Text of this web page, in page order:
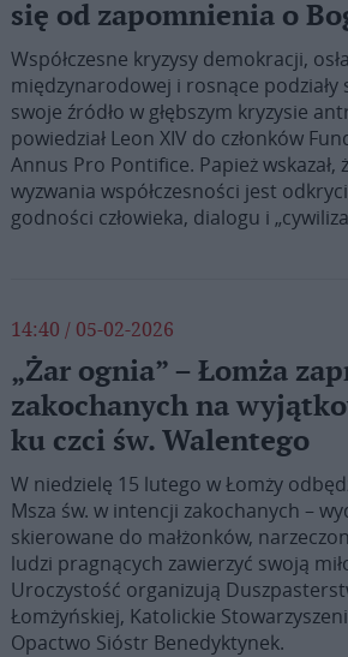
się od zapomnienia o
Współczesne kryzysy demokracji,
międzynarodowej i rosnące podziały
swoje źródło w głębszym kryzysie
powiedział Leon XIV do członków
Annus Pro Pontifice. Papież wskazał,
wyzwania współczesności jest
godności człowieka, dialogu i
14:40 / 05-02-2026
„Żar ognia” – Łomża
zakochanych na
ku czci św. Walentego
W niedzielę 15 lutego w Łomży
Msza św. w intencji zakochanych –
skierowane do małżonków,
ludzi pragnących zawierzyć swoją
Uroczystość organizują
Łomżyńskiej, Katolickie
Opactwo Sióstr Benedyktynek.